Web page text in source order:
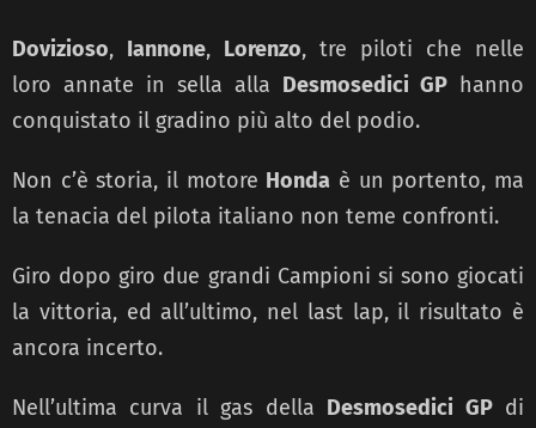
Dovizioso, Iannone, Lorenzo, tre piloti che nelle
loro annate in sella alla Desmosedici GP hanno
conquistato il gradino più alto del podio.
Non c’è storia, il motore Honda è un portento, ma
la tenacia del pilota italiano non teme confronti.
Giro dopo giro due grandi Campioni si sono giocati
la vittoria, ed all’ultimo, nel last lap, il risultato è
ancora incerto.
Nell’ultima curva il gas della Desmosedici GPdi